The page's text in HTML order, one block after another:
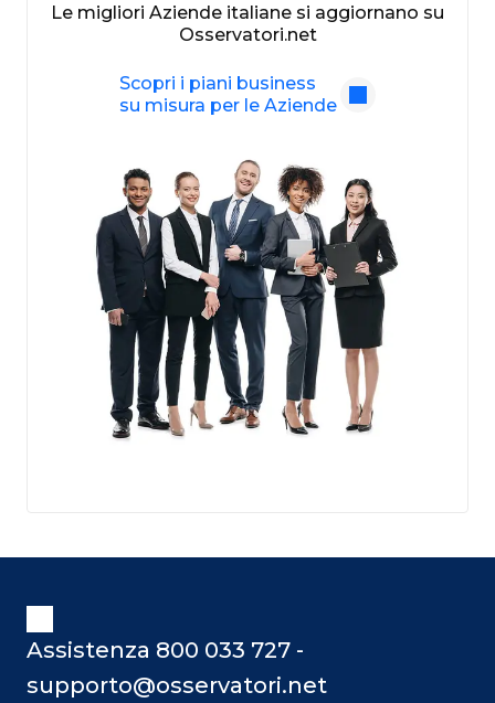
Le migliori Aziende italiane si aggiornano su
Osservatori.net
Scopri i piani business
su misura per le Aziende
Assistenza 800 033 727 -
supporto@osservatori.net